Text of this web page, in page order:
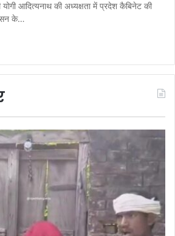
आदित्यनाथ की अध्यक्षता में प्रदेश कैबिनेट की
के…